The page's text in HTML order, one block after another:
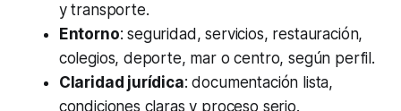
y transporte.
Entorno: seguridad, servicios, restauración,
colegios, deporte, mar o centro, según perfil.
Claridad jurídica: documentación lista,
condiciones claras y proceso serio.